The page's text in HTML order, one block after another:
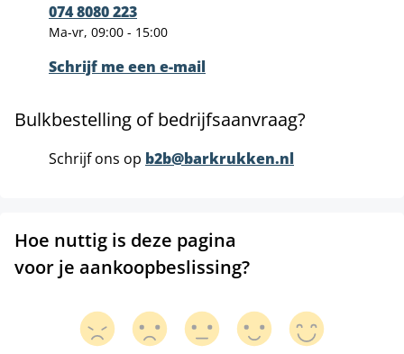
074 8080 223
Ma-vr, 09:00 - 15:00
Schrijf me een e-mail
Bulkbestelling of bedrijfsaanvraag?
Schrijf ons op b2b@barkrukken.nl
Hoe nuttig is deze pagina
voor je aankoopbeslissing?